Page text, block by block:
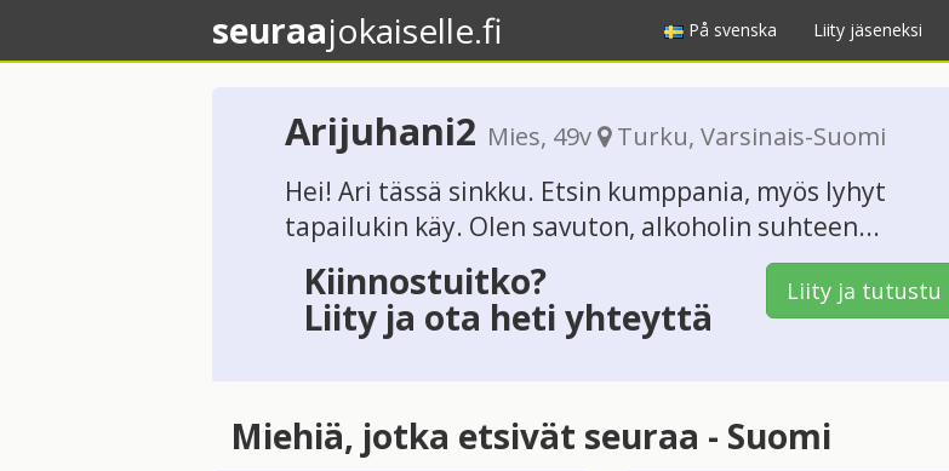
seuraajokaiselle.fi På svenska Liity jäseneksi
Arijuhani2 Mies, 49v Turku, Varsinais-Suomi
Hei! Ari tässä sinkku. Etsin kumppania, myös lyhyt
tapailukin käy. Olen savuton, alkoholin suhteen...
Kiinnostuitko?
Liity ja ota heti yhteyttä
Liity ja tutustu
Miehiä, jotka etsivät seuraa - Suomi